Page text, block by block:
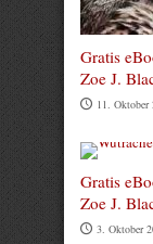
Gratis
Zoe J.
11. Oktober
Gratis
Zoe J.
3. Oktober